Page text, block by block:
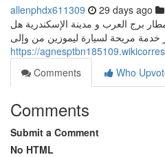
allenphdx611309 29 days ago
برج العرب و مدينة الإسكندرية هل
مريحة لسيارة ليموزين من وإلى
https://
Comments
Who
Comments
Submit a Comment
No HTML